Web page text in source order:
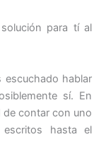
para tí al
escuchado hablar
sí. En
de contar con uno
hasta el